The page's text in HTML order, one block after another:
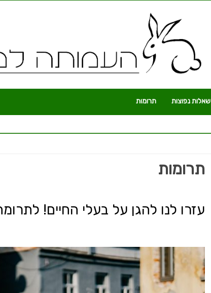
שאלות נפוצות תרומות
תרומות
עזרו לנו להגן על בעלי החיים!
מערכת הביטחון מסתירה את המוסד שאחראי
ל-97% מהניסויים.